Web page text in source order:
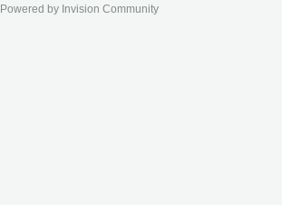
Powered by Invision Community